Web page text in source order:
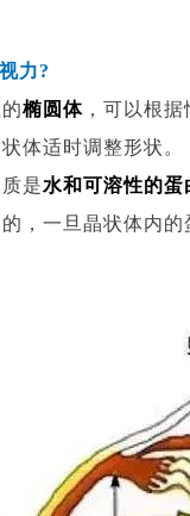
力?
椭圆体 ，可以根
体适时调整形状。
是水和可溶性的蛋
，一旦晶状体内